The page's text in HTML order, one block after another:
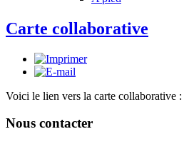
Carte collaborative
Voici le lien vers la carte collaborative :
Nous contacter